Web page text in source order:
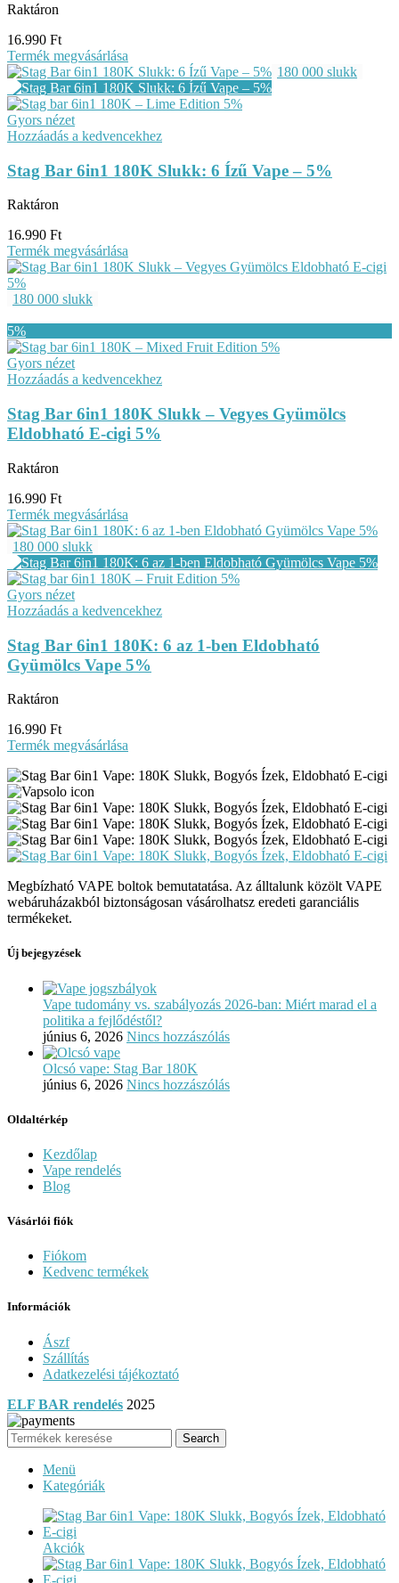
Raktáron
16.990 Ft
Termék megvásárlása
180 000 slukk
Gyors nézet
Hozzáadás a kedvencekhez
Stag Bar 6in1 180K Slukk: 6 Ízű Vape – 5%
Raktáron
16.990 Ft
Termék megvásárlása
180 000 slukk
Gyors nézet
Hozzáadás a kedvencekhez
Stag Bar 6in1 180K Slukk – Vegyes Gyümölcs
Eldobható E-cigi 5%
Raktáron
16.990 Ft
Termék megvásárlása
180 000 slukk
Gyors nézet
Hozzáadás a kedvencekhez
Stag Bar 6in1 180K: 6 az 1-ben Eldobható
Gyümölcs Vape 5%
Raktáron
16.990 Ft
Termék megvásárlása
Megbízható VAPE boltok bemutatatása. Az álltalunk közölt VAPE
webáruházakból biztonságosan vásárolhatsz eredeti garanciális
termékeket.
Új bejegyzések
Vape tudomány vs. szabályozás 2026-ban: Miért marad el a
politika a fejlődéstől?
június 6, 2026 Nincs hozzászólás
Olcsó vape: Stag Bar 180K
június 6, 2026 Nincs hozzászólás
Oldaltérkép
Kezdőlap
Vape rendelés
Blog
Vásárlói fiók
Fiókom
Kedvenc termékek
Információk
Ászf
Szállítás
Adatkezelési tájékoztató
ELF BAR rendelés 2025
Search
Menü
Kategóriák
Akciók